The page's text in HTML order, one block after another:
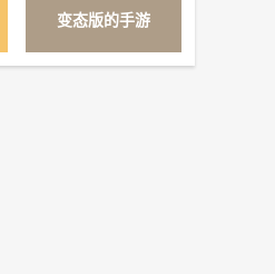
详情 »
变态版的手游